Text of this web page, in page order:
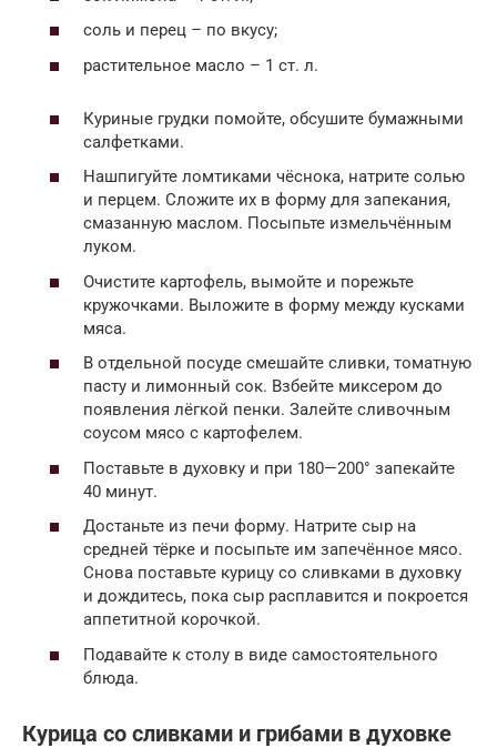
соль и перец – по вкусу;
растительное масло – 1 ст. л.
Куриные грудки помойте, обсушите бумажными
салфетками.
Нашпигуйте ломтиками чёснока, натрите солью
и перцем. Сложите их в форму для запекания,
смазанную маслом. Посыпьте измельчённым
луком.
Очистите картофель, вымойте и порежьте
кружочками. Выложите в форму между кусками
мяса.
В отдельной посуде смешайте сливки, томатную
пасту и лимонный сок. Взбейте миксером до
появления лёгкой пенки. Залейте сливочным
соусом мясо с картофелем.
Поставьте в духовку и при 180—200° запекайте
40 минут.
Достаньте из печи форму. Натрите сыр на
средней тёрке и посыпьте им запечённое мясо.
Снова поставьте курицу со сливками в духовку
и дождитесь, пока сыр расплавится и покроется
аппетитной корочкой.
Подавайте к столу в виде самостоятельного
блюда.
Курица со сливками и грибами в духовке